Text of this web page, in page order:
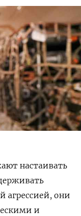
настаивать
агрессией, они
и